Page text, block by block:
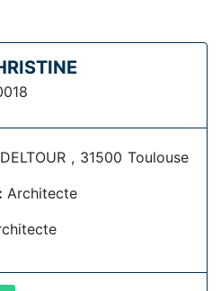
, 31500 Toulouse
Architecte